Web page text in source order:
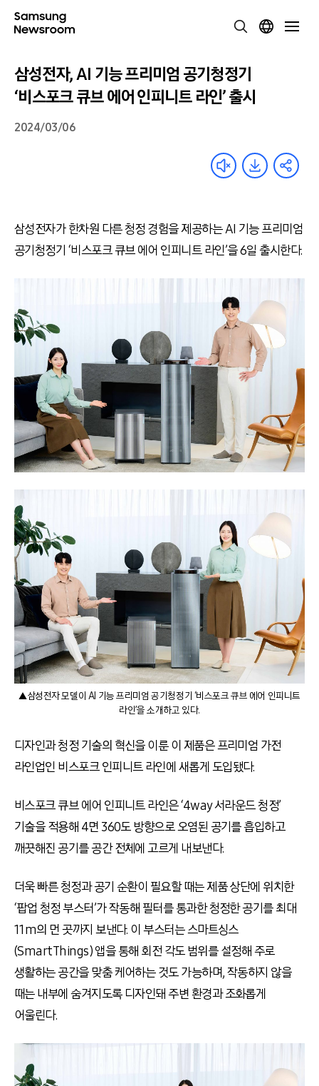
삼성전자, AI 기능 프리미엄 공기청정기
‘비스포크 큐브 에어 인피니트 라인’ 출시
2024/03/06
삼성전자가 한차원 다른 청정 경험을 제공하는 AI 기능 프리미엄
공기청정기 ‘비스포크 큐브 에어 인피니트 라인’을 6일 출시한다.
▲삼성전자 모델이 AI 기능 프리미엄 공기청정기 ‘비스포크 큐브 에어 인피니트
라인’을 소개하고 있다.
디자인과 청정 기술의 혁신을 이룬 이 제품은 프리미엄 가전
라인업인 비스포크 인피니트 라인에 새롭게 도입됐다.
비스포크 큐브 에어 인피니트 라인은 ‘4way 서라운드 청정’
기술을 적용해 4면 360도 방향으로 오염된 공기를 흡입하고
깨끗해진 공기를 공간 전체에 고르게 내보낸다.
더욱 빠른 청정과 공기 순환이 필요할 때는 제품 상단에 위치한
‘팝업 청정 부스터’가 작동해 필터를 통과한 청정한 공기를 최대
11m의 먼 곳까지 보낸다. 이 부스터는 스마트싱스
(SmartThings) 앱을 통해 회전 각도 범위를 설정해 주로
생활하는 공간을 맞춤 케어하는 것도 가능하며, 작동하지 않을
때는 내부에 숨겨지도록 디자인돼 주변 환경과 조화롭게
어울린다.